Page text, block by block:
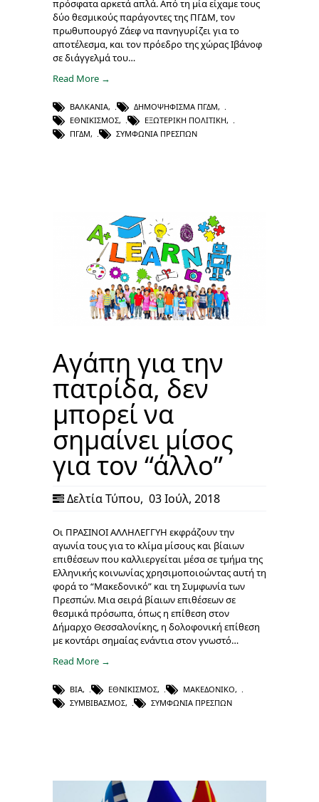
πρόσφατα αρκετά απλά. Από τη μία είχαμε τους
δύο θεσμικούς παράγοντες της ΠΓΔΜ, τον
πρωθυπουργό Ζάεφ να πανηγυρίζει για το
αποτέλεσμα, και τον πρόεδρο της χώρας Ιβάνοφ
σε διάγγελμά του…
Read More →
ΒΑΛΚΆΝΙΑ, ΔΗΜΟΨΉΦΙΣΜΑ ΠΓΔΜ,
ΕΘΝΙΚΙΣΜΌΣ, ΕΞΩΤΕΡΙΚΉ ΠΟΛΙΤΙΚΉ,
ΠΓΔΜ, ΣΥΜΦΩΝΊΑ ΠΡΕΣΠΏΝ
Αγάπη για την
πατρίδα, δεν
μπορεί να
σημαίνει μίσος
για τον “άλλο”
Δελτία Τύπου, 03 Ιούλ, 2018
Οι ΠΡΑΣΙΝΟΙ ΑΛΛΗΛΕΓΓΥΗ εκφράζουν την
αγωνία τους για το κλίμα μίσους και βίαιων
επιθέσεων που καλλιεργείται μέσα σε τμήμα της
Ελληνικής κοινωνίας χρησιμοποιοώντας αυτή τη
φορά το “Μακεδονικό” και τη Συμφωνία των
Πρεσπών. Μια σειρά βίαιων επιθέσεων σε
θεσμικά πρόσωπα, όπως η επίθεση στον
Δήμαρχο Θεσσαλονίκης, η δολοφονική επίθεση
με κοντάρι σημαίας ενάντια στον γνωστό…
Read More →
ΒΊΑ, ΕΘΝΙΚΙΣΜΌΣ, ΜΑΚΕΔΟΝΙΚΌ,
ΣΥΜΒΙΒΑΣΜΌΣ, ΣΥΜΦΩΝΊΑ ΠΡΕΣΠΏΝ